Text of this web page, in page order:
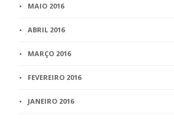
MAIO 2016
ABRIL 2016
MARÇO 2016
FEVEREIRO 2016
JANEIRO 2016